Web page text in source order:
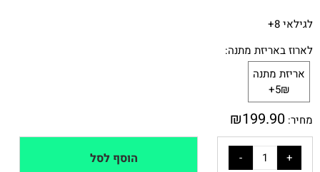
לגילאי 8+
לארוז באריזת מתנה:
אריזת מתנה
5₪+
מחיר:
₪199.90
הוסף לסל